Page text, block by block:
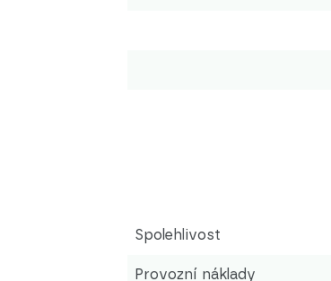
Spolehlivost
Provozní náklady